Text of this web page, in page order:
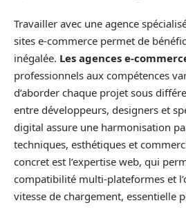
Travailler avec une agence
sites e-commerce permet de
inégalée. Les agences e-
professionnels aux compétences
d’aborder chaque projet sous
entre développeurs, designers et
digital assure une harmonisation
techniques, esthétiques et
concret est l’expertise web, qui
compatibilité multi-plateformes et
vitesse de chargement, essentielle